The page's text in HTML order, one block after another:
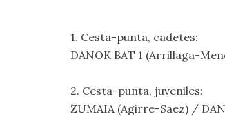
1. Cesta-punta, cadetes:
DANOK BAT 1 (Arrillaga-
2. Cesta-punta, juveniles:
ZUMAIA (Agirre-Saez) /